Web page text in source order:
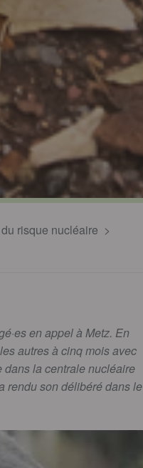
risque nucléaire
en appel à Metz. En
autres à cinq mois avec
dans la centrale nucléaire
rendu son délibéré dans le